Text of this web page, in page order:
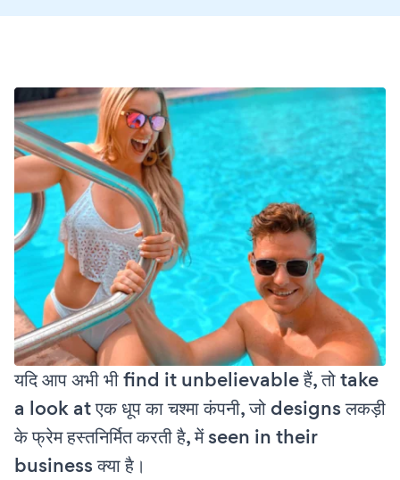
यदि आप अभी भी find it unbelievable हैं, तो take
a look at एक धूप का चश्मा कंपनी, जो designs लकड़ी
के फ्रेम हस्तनिर्मित करती है, में seen in their
business क्या है।